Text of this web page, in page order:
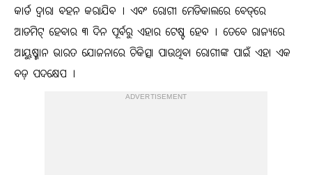
କାର୍ଡ ଦ୍ୱାରା ବହନ କରାଯିବ । ଏବଂ ରୋଗୀ ମେଡିକାଲରେ ବେଡ୍‌ରେ
ଆଡମିଟ୍ ହେବାର ୩ ଦିନ ପୂର୍ବରୁ ଏହାର ଟେଷ୍ଟ ହେବ । ତେବେ ରାଜ୍ୟରେ
ଆୟୁଷ୍ମାନ ଭାରତ ଯୋଜନାରେ ଚିକିତ୍ସା ପାଉଥିବା ରୋଗୀଙ୍କ ପାଇଁ ଏହା ଏକ
ବଡ଼ ପଦକ୍ଷେପ ।
ADVERTISEMENT